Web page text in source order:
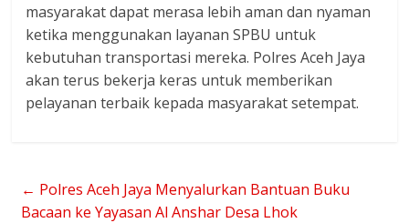
masyarakat dapat merasa lebih aman dan nyaman
ketika menggunakan layanan SPBU untuk
kebutuhan transportasi mereka. Polres Aceh Jaya
akan terus bekerja keras untuk memberikan
pelayanan terbaik kepada masyarakat setempat.
← Polres Aceh Jaya Menyalurkan Bantuan Buku
Bacaan ke Yayasan Al Anshar Desa Lhok